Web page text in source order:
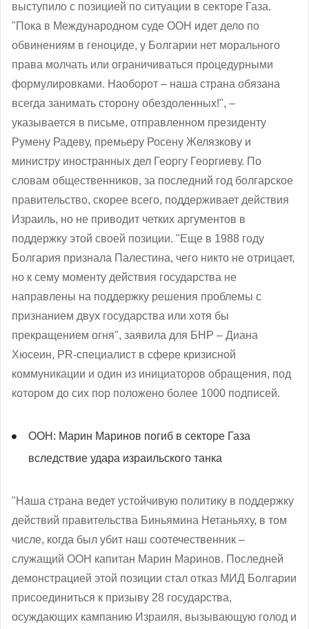
выступило с позицией по ситуации в секторе Газа.
"Пока в Международном суде ООН идет дело по
обвинениям в геноциде, у Болгарии нет морального
права молчать или ограничиваться процедурными
формулировками. Наоборот – наша страна обязана
всегда занимать сторону обездоленных!", –
указывается в письме, отправленном президенту
Румену Радеву, премьеру Росену Желязкову и
министру иностранных дел Георгу Георгиеву. По
словам общественников, за последний год болгарское
правительство, скорее всего, поддерживает действия
Израиль, но не приводит четких аргументов в
поддержку этой своей позиции. "Еще в 1988 году
Болгария признала Палестина, чего никто не отрицает,
но к сему моменту действия государства не
направлены на поддержку решения проблемы с
признанием двух государства или хотя бы
прекращением огня", заявила для БНР – Диана
Хюсеин, PR-специалист в сфере кризисной
коммуникации и один из инициаторов обращения, под
котором до сих пор положено более 1000 подписей.
ООН: Марин Маринов погиб в секторе Газа
вследствие удара израильского танка
"Наша страна ведет устойчивую политику в поддержку
действий правительства Биньямина Нетаньяху, в том
числе, когда был убит наш соотечественник –
служащий ООН капитан Марин Маринов. Последней
демонстрацией этой позиции стал отказ МИД Болгарии
присоединиться к призыву 28 государства,
осуждающих кампанию Израиля, вызывающую голод и